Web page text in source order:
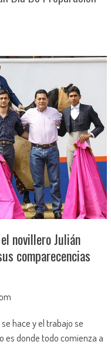
novillero Julián
comparecencias
hace y el trabajo se
es donde todo comienza a